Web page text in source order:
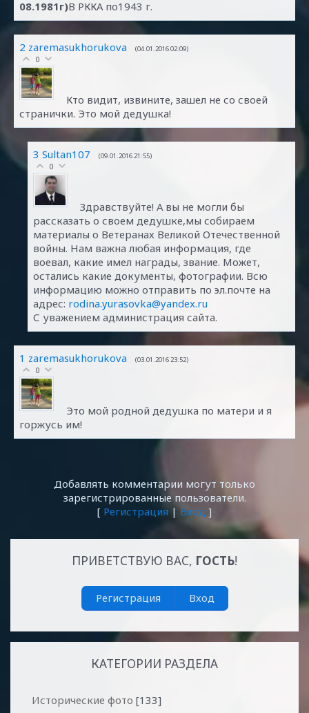
08.1981г)В РККА по1943 г.
2 zaremasukhorukova (04.01.2016 02:09)
0
Кто видит, извините, зашел не со своей
странички. Это мой дедушка!
3 Sultan107 (09.01.2016 21:55)
0
Здравствуйте! А вы не могли бы
рассказать о своем дедушке,мы собираем
материалы о Ветеранах Великой Отечественной
войны. Нам важна любая информация, где
воевал, какие имел награды, звание. Может,
остались какие документы, фотографии. Всю
информацию можно отправить по эл.почте на
адрес: rodina.yurasovka@yandex.ru
С уважением администрация сайта.
1 zaremasukhorukova (03.01.2016 23:52)
0
Это мой родной дедушка по матери и я
горжусь им!
Добавлять комментарии могут только
зарегистрированные пользователи.
[ Регистрация |Вход ]
ПРИВЕТСТВУЮ ВАС, ГОСТЬ!
Регистрация Вход
КАТЕГОРИИ РАЗДЕЛА
Исторические фото [133]